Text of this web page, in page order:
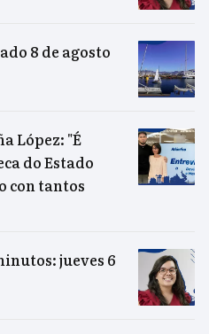
8 de agosto
López: "É
do Estado
con tantos
jueves 6